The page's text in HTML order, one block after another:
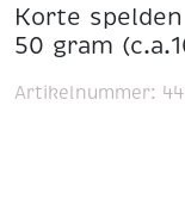
Korte
50 gram
Artikelnummer: